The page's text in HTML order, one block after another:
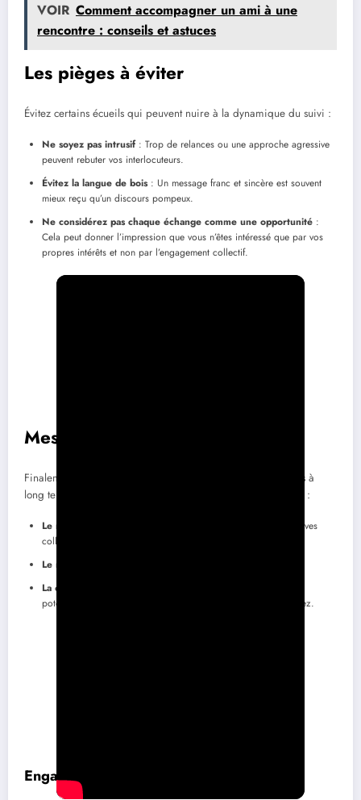
VOIR Comment accompagner un ami à une
rencontre : conseils et astuces
Les pièges à éviter
Évitez certains écueils qui peuvent nuire à la dynamique du suivi :
Ne soyez pas intrusif: Trop de relances ou une approche agressive
peuvent rebuter vos interlocuteurs.
Évitez la langue de bois: Un message franc et sincère est souvent
mieux reçu qu’un discours pompeux.
Ne considérez pas chaque échange comme une opportunité :
Cela peut donner l’impression que vous n’êtes intéressé que par vos
propres intérêts et non par l’engagement collectif.
Mesurer l’impact de votre suivi
Finalement, il est important de considérer l’impact des suivis à
long terme. L’effet de votre engagement se mesure aussi par :
Le niveau d’engagement
de vos interlocuteurs dans les initiatives
collectives.
Le nombre d’opportunités créées
La création d’un réseau
potentiellement bénéficier aux luttes et causes que vous défendez.
Engagement continu